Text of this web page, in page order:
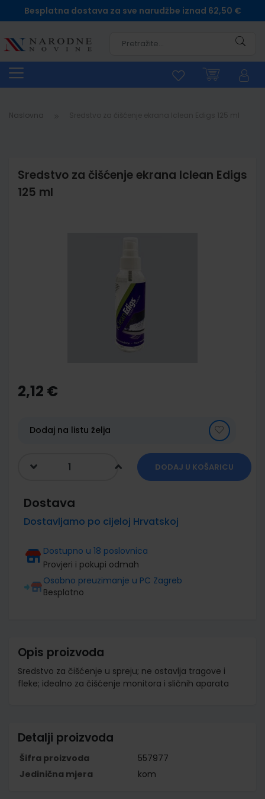
Besplatna dostava za sve narudžbe iznad 62,50 €
Naslovna
Sredstvo za čišćenje ekrana Iclean Edigs
125 ml
the
beginning
gallery
2,12 €
Dodaj na listu želja
DODAJ U KOŠARICU
Dostava
Dostavljamo po cijeloj Hrvatskoj
Dostupno u 18 poslovnica
Provjeri i pokupi odmah
Osobno preuzimanje u PC Zagreb
Besplatno
Opis proizvoda
Sredstvo za čišćenje u spreju; ne ostavlja tragove i
fleke; idealno za čišćenje monitora i sličnih aparata
Detalji proizvoda
Šifra proizvoda
557977
Jedinična mjera
kom